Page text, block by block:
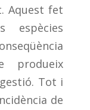
Aquest fet
espècies
produeix
Tot i
de